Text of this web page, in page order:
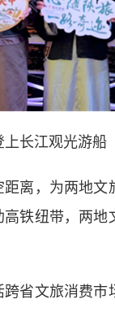
上长江观光游船
，为两地文
铁纽带，两
文旅消费市